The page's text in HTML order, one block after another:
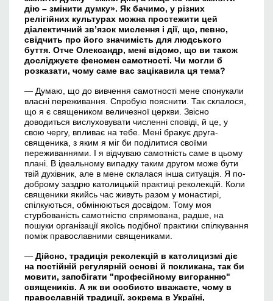
дію – змінити думку». Як бачимо, у різних
релігійних культурах можна простежити цей
діалектичний зв’язок мислення і дії, що, певно,
свідчить про його значимість для людського
буття. Отче Олександр, мені відомо, що ви також
досліджуєте феномен самотності. Чи могли б
розказати, чому саме вас зацікавила ця тема?
— Думаю, що до вивчення самотності мене спонукали
власні переживання. Спробую пояснити. Так склалося,
що я є священиком величезної церкви. Звісно
доводиться вислуховувати численні сповіді, й це, у
свою чергу, впливає на тебе. Мені бракує друга-
священика, з яким я міг би поділитися своїми
переживаннями. І я відчуваю самотність саме в цьому
плані. В ідеальному випадку таким другом може бути
твій духівник, але в мене склалася інша ситуація. Я по-
доброму заздрю католицькій практиці реколекцій. Коли
священики якийсь час живуть разом у монастирі,
спілкуються, обмінюються досвідом. Тому моя
стурбованість самотністю спрямована, радше, на
пошуки організації якоїсь подібної практики спілкування
поміж православними священиками.
— Дійсно, традиція реколекцій в католицизмі діє
на постійній регулярній основі й покликана, так би
мовити, запобігати "професійному вигоранню"
священиків. А як ви особисто вважаєте, чому в
православній традиції, зокрема в Україні,